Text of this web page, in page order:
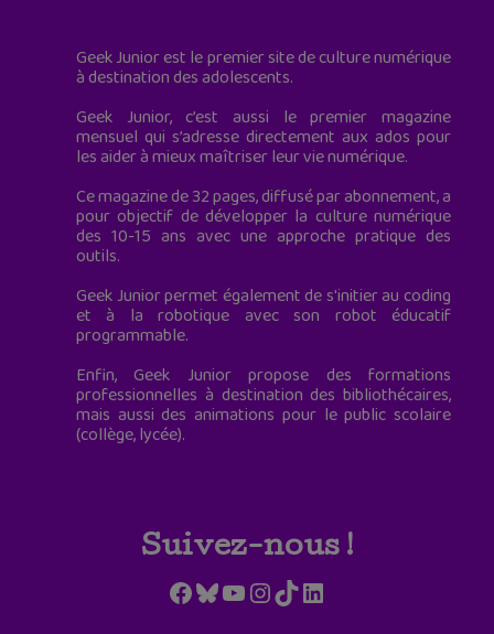
Geek Junior est le premier site de culture numérique
à destination des adolescents.
Geek Junior, c’est aussi le premier magazine
mensuel qui s’adresse directement aux ados pour
les aider à mieux maîtriser leur vie numérique.
Ce magazine de 32 pages, diffusé par abonnement, a
pour objectif de développer la culture numérique
des 10-15 ans avec une approche pratique des
outils.
Geek Junior permet également de s'initier au coding
et à la robotique avec son robot éducatif
programmable.
Enfin, Geek Junior propose des formations
professionnelles à destination des bibliothécaires,
mais aussi des animations pour le public scolaire
(collège, lycée).
Suivez-nous !
Facebook
Bluesky
YouTube
Instagram
TikTokLinkedIn